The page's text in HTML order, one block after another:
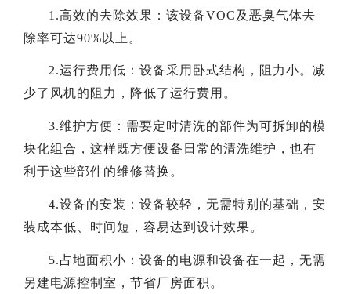
1.高效的去除效果：该设备VOC及恶臭气体去
除率可达90%以上。
2.运行费用低：设备采用卧式结构，阻力小。减
少了风机的阻力，降低了运行费用。
3.维护方便：需要定时清洗的部件为可拆卸的模
块化组合，这样既方便设备日常的清洗维护，也有
利于这些部件的维修替换。
4.设备的安装：设备较轻，无需特别的基础，安
装成本低、时间短，容易达到设计效果。
5.占地面积小：设备的电源和设备在一起，无需
另建电源控制室，节省厂房面积。